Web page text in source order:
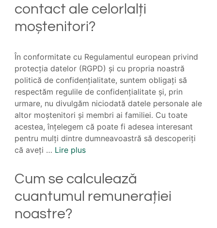
contact ale celorlalți
moștenitori?
În conformitate cu Regulamentul european privind
protecția datelor (RGPD) și cu propria noastră
politică de confidențialitate, suntem obligați să
respectăm regulile de confidențialitate și, prin
urmare, nu divulgăm niciodată datele personale ale
altor moștenitori și membri ai familiei. Cu toate
acestea, înțelegem că poate fi adesea interesant
pentru mulți dintre dumneavoastră să descoperiți
că aveți … Lire plus
Cum se calculează
cuantumul remunerației
noastre?